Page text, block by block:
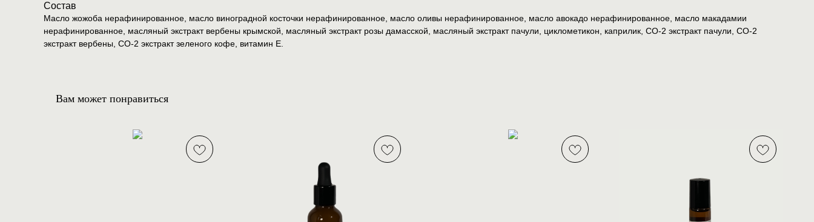
Состав
Масло жожоба нерафинированное, масло виноградной косточки нерафинированное, масло оливы нерафинированное, масло авокадо нерафинированное, масло макадамии
нерафинированное, масляный экстракт вербены крымской, масляный экстракт розы дамасской, масляный экстракт пачули, циклометикон, каприлик, СО-2 экстракт пачули, СО-2
экстракт вербены, СО-2 экстракт зеленого кофе, витамин Е.
Вам может понравиться